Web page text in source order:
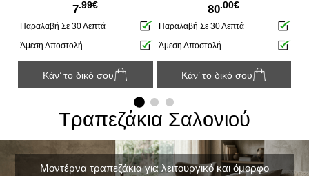
7.99€
Παραλαβή Σε 30 Λεπτά
Άμεση Αποστολή
Κάν’ το δικό σου
80.00€
Παραλαβή Σε 30 Λεπτά
Άμεση Αποστολή
Κάν’ το δικό σου
Τραπεζάκια Σαλονιού
Μοντέρνα τραπεζάκια για λειτουργικό και όμορφο